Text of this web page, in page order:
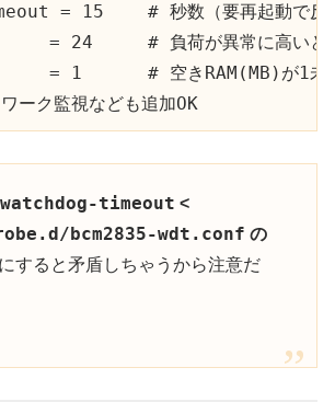
= 15    # 秒数（要再起動で反
= 24     # 負荷が異常に高いと
= 1      # 空きRAM(MB)が1未満
watchdog-timeout <
bcm2835-wdt.conf の
にすると矛盾しちゃうから注意だ